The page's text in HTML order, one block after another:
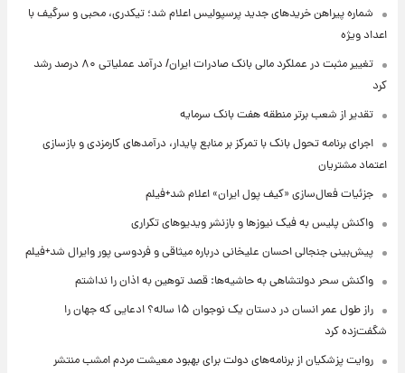
شماره پیراهن خریدهای جدید پرسپولیس اعلام شد؛ تیکدری، محبی و سرگیف با
اعداد ویژه
تغییر مثبت در عملکرد مالی بانک صادرات ایران/ درآمد عملیاتی ۸۰ درصد رشد
کرد
تقدیر از شعب برتر منطقه هفت بانک سرمایه
اجرای برنامه تحول بانک با تمرکز بر منابع پایدار، درآمدهای کارمزدی و بازسازی
اعتماد مشتریان
جزئیات فعال‌سازی «کیف پول ایران» اعلام شد+فیلم
واکنش پلیس به فیک نیوزها و بازنشر ویدیوهای تکراری
پیش‌بینی جنجالی احسان علیخانی درباره میثاقی و فردوسی پور وایرال شد+فیلم
واکنش سحر دولتشاهی به حاشیه‌ها: قصد توهین به اذان را نداشتم
راز طول عمر انسان در دستان یک نوجوان ۱۵ ساله؟ ادعایی که جهان را
شگفت‌زده کرد
روایت پزشکیان از برنامه‌های دولت برای بهبود معیشت مردم امشب منتشر